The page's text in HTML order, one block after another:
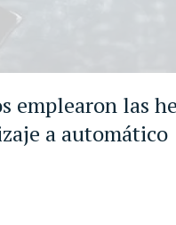
emplearon las
a automático